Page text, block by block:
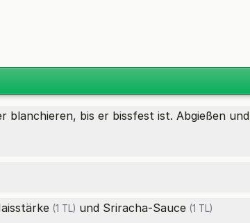
blanchieren, bis er bissfest ist. Abgießen und
(1 TL) und Sriracha-Sauce (1 TL)